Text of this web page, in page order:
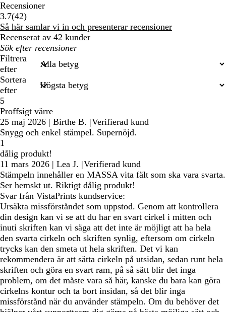
Recensioner
3.7(4242
recensioner
)
Så här samlar vi in och presenterar recensioner
Recenserat av 42 kunder
Mina
inmatade
sökningar
Filtrera
efter
Sortera
efter
5
Proffsigt värre
25 maj 2026 | Birthe B. |Verifierad kund
Snygg och enkel stämpel. Supernöjd.
1
dålig produkt!
11 mars 2026 | Lea J. |Verifierad kund
Stämpeln innehåller en MASSA vita fält som ska vara svarta.
Ser hemskt ut. Riktigt dålig produkt!
Svar från VistaPrints kundservice:
Ursäkta missförståndet som uppstod. Genom att kontrollera
din design kan vi se att du har en svart cirkel i mitten och
inuti skriften kan vi säga att det inte är möjligt att ha hela
den svarta cirkeln och skriften synlig, eftersom om cirkeln
trycks kan den smeta ut hela skriften. Det vi kan
rekommendera är att sätta cirkeln på utsidan, sedan runt hela
skriften och göra en svart ram, på så sätt blir det inga
problem, om det måste vara så här, kanske du bara kan göra
cirkelns kontur och ta bort insidan, så det blir inga
missförstånd när du använder stämpeln. Om du behöver det